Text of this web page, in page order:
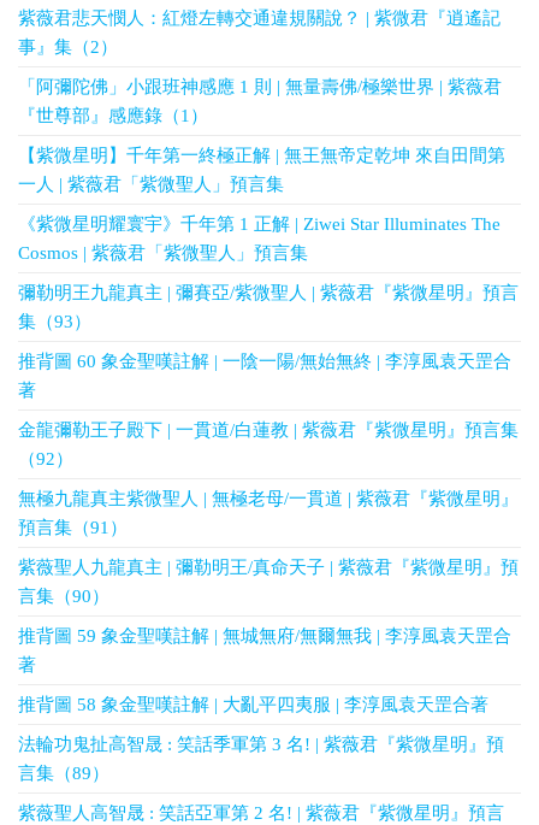
紫薇君悲天憫人：紅燈左轉交通違規關說？ | 紫微君『逍遙記
事』集（2）
「阿彌陀佛」小跟班神感應 1 則 | 無量壽佛/極樂世界 | 紫薇君
『世尊部』感應錄（1）
【紫微星明】千年第一終極正解 | 無王無帝定乾坤 來自田間第
一人 | 紫薇君「紫微聖人」預言集
《紫微星明耀寰宇》千年第 1 正解 | Ziwei Star Illuminates The
Cosmos | 紫薇君「紫微聖人」預言集
彌勒明王九龍真主 | 彌賽亞/紫微聖人 | 紫薇君『紫微星明』預言
集（93）
推背圖 60 象金聖嘆註解 | 一陰一陽/無始無終 | 李淳風袁天罡合
著
金龍彌勒王子殿下 | 一貫道/白蓮教 | 紫薇君『紫微星明』預言集
（92）
無極九龍真主紫微聖人 | 無極老母/一貫道 | 紫薇君『紫微星明』
預言集（91）
紫薇聖人九龍真主 | 彌勒明王/真命天子 | 紫薇君『紫微星明』預
言集（90）
推背圖 59 象金聖嘆註解 | 無城無府/無爾無我 | 李淳風袁天罡合
著
推背圖 58 象金聖嘆註解 | 大亂平四夷服 | 李淳風袁天罡合著
法輪功鬼扯高智晟 : 笑話季軍第 3 名! | 紫薇君『紫微星明』預
言集（89）
紫薇聖人高智晟 : 笑話亞軍第 2 名! | 紫薇君『紫微星明』預言